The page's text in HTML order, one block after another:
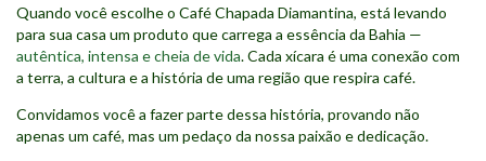
Quando você escolhe o Café Chapada Diamantina, está levando
para sua casa um produto que carrega a essência da Bahia —
autêntica, intensa e cheia de vida. Cada xícara é uma conexão com
a terra, a cultura e a história de uma região que respira café.
Convidamos você a fazer parte dessa história, provando não
apenas um café, mas um pedaço da nossa paixão e dedicação.